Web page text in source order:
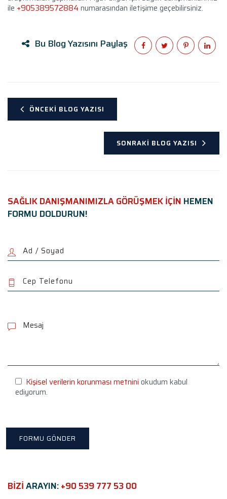
ile +905389572884 numarasından iletişime geçebilirsiniz.
Bu Blog Yazısını Paylaş
ÖNCEKI BLOG YAZISI
SONRAKI BLOG YAZISI
SAĞLIK DANIŞMANIMIZLA GÖRÜŞMEK İÇİN HEMEN
FORMU DOLDURUN!
l
e
h
s
e
l
Kişisel verilerin korunması metnini okudum kabul
ediyorum.
BİZİARAYIN:+90 539 777 53 00